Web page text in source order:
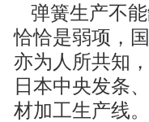
弹簧生产不能
恰恰是弱项，
亦为人所共知
日本中央发条
材加工生产线